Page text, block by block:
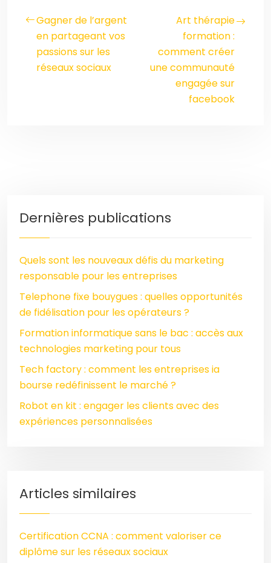
Gagner de l’argent
en partageant vos
passions sur les
réseaux sociaux
Art thérapie
formation :
comment créer
une communauté
engagée sur
facebook
Dernières publications
Quels sont les nouveaux défis du marketing
responsable pour les entreprises
Telephone fixe bouygues : quelles opportunités
de fidélisation pour les opérateurs ?
Formation informatique sans le bac : accès aux
technologies marketing pour tous
Tech factory : comment les entreprises ia
bourse redéfinissent le marché ?
Robot en kit : engager les clients avec des
expériences personnalisées
Articles similaires
Certification CCNA : comment valoriser ce
diplôme sur les réseaux sociaux